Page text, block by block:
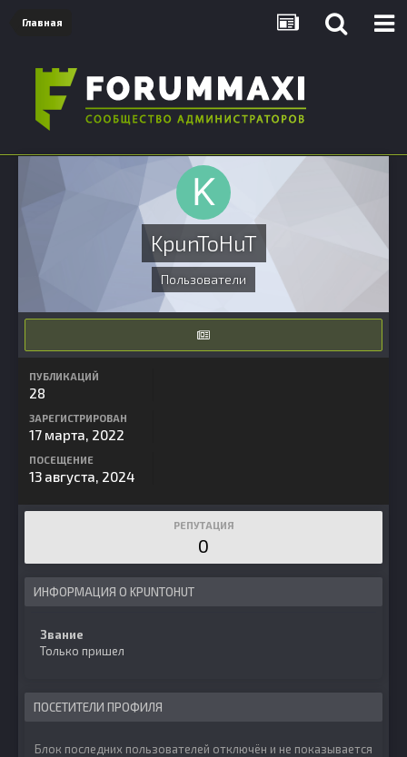
Главная
KpunToHuT
Пользователи
ПУБЛИКАЦИЙ
28
ЗАРЕГИСТРИРОВАН
17 марта, 2022
ПОСЕЩЕНИЕ
13 августа, 2024
РЕПУТАЦИЯ
0
ИНФОРМАЦИЯ О KPUNTOHUT
Звание
Только пришел
ПОСЕТИТЕЛИ ПРОФИЛЯ
Блок последних пользователей отключён и не показывается